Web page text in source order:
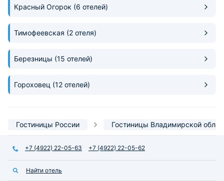
Красный Огорок (6 отелей)
Тимофеевская (2 отеля)
Березницы (15 отелей)
Гороховец (12 отелей)
Гостиницы России Гостиницы Владимирской
+7 (4922) 22-05-63 +7 (4922) 22-05-62
Найти отель